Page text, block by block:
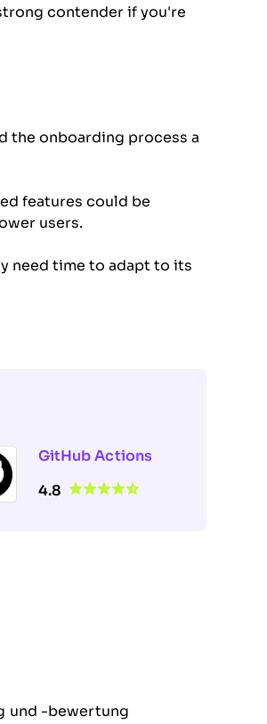
contender if you're
the onboarding process a
features could be
users.
need time to adapt to its
GitHub Actions
4.8
und -bewertung